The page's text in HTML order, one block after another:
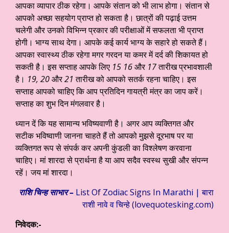
आपका व्यापार ठीक रहेगा। आपके संतान को भी लाभ होगा। संतान से
आपको अच्छा सहयोग प्राप्त हो सकता है। छात्रों की पढ़ाई उत्तम
चलेगी और उनको विभिन्न प्रकार की परीक्षाओं में सफलता भी प्राप्त
होगी। भाग्य साथ देगा। आपके कई कार्य भाग्य के सहारे हो सकते हैं।
आपका स्वास्थ्य ठीक रहेगा मगर गरदन या कमर में दर्द की शिकायत हो
सकती है। इस सप्ताह आपके लिए 15 16और 17तारीख प्रभावशाली
है। 19, 20और21 तारीख को आपको सतर्क रहना चाहिए। इस
सप्ताह आपको चाहिए कि आप प्रतिदिन गायत्री मंत्र का जाप करें।
सप्ताह का शुभ दिन मंगलवार है।
ध्यान दें कि यह सामान्य भविष्यवाणी है। अगर आप व्यक्तिगत और
सटीक भविष्वाणी जानना चाहते हैं तो आपको मुझसे दूरभाष पर या
व्यक्तिगत रूप से संपर्क कर अपनी कुंडली का विश्लेषण करवाना
चाहिए। मां शारदा से प्रार्थना है या आप सदैव स्वस्थ सुखी और संपन्न
रहें। जय मां शारदा।
राशि चिन्ह साभार – List Of Zodiac Signs In Marathi | बारा
राशी नावे व चिन्हे (lovequotesking.com)
निवेदक:-